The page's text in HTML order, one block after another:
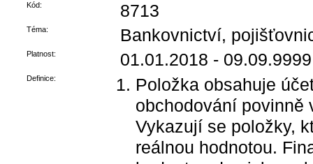
Kód: 8713
Téma: Bankovnictví,
Platnost: 01.01.2018 - 09.09.9999
Definice:
Položka obsahuje
obchodování povinně
Vykazují se položky,
reálnou hodnotou.